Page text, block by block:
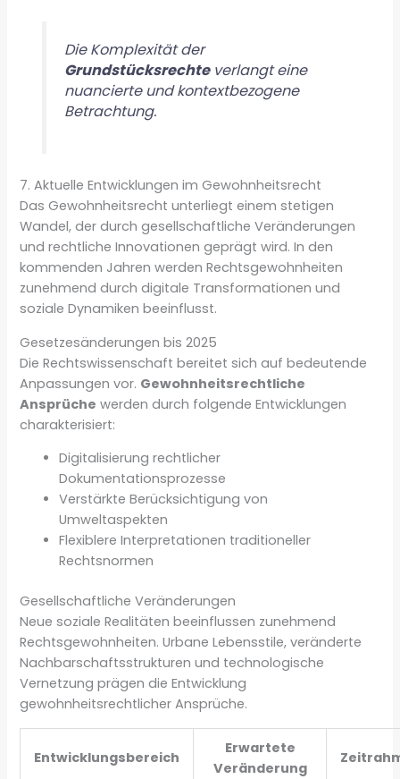
Die Komplexität der
Grundstücksrechteverlangt eine
nuancierte und kontextbezogene
Betrachtung.
7. Aktuelle Entwicklungen im Gewohnheitsrecht
Das Gewohnheitsrecht unterliegt einem stetigen
Wandel, der durch gesellschaftliche Veränderungen
und rechtliche Innovationen geprägt wird. In den
kommenden Jahren werden Rechtsgewohnheiten
zunehmend durch digitale Transformationen und
soziale Dynamiken beeinflusst.
Gesetzesänderungen bis 2025
Die Rechtswissenschaft bereitet sich auf bedeutende
Anpassungen vor. Gewohnheitsrechtliche
Ansprüche werden durch folgende Entwicklungen
charakterisiert:
Digitalisierung rechtlicher
Dokumentationsprozesse
Verstärkte Berücksichtigung von
Umweltaspekten
Flexiblere Interpretationen traditioneller
Rechtsnormen
Gesellschaftliche Veränderungen
Neue soziale Realitäten beeinflussen zunehmend
Rechtsgewohnheiten. Urbane Lebensstile, veränderte
Nachbarschaftsstrukturen und technologische
Vernetzung prägen die Entwicklung
gewohnheitsrechtlicher Ansprüche.
Entwicklungsbereich
Erwartete
Veränderung